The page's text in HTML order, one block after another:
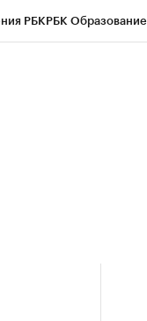
РБКРБК Образование